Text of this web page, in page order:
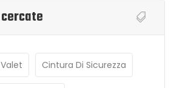
Cintura Di Sicurezza